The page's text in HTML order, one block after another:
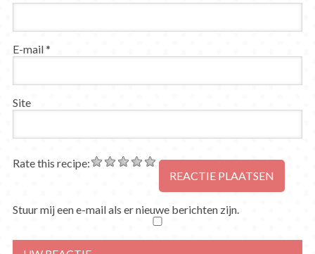
E-mail*
Site
Rate this recipe:
Stuur mij een e-mail als er nieuwe berichten zijn.